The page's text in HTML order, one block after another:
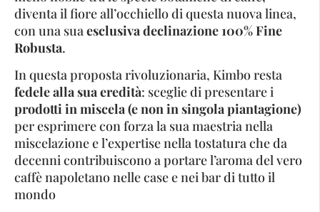
diventa il fiore all’occhiello di questa nuova linea,
con una sua esclusiva declinazione 100% Fine
Robusta.
In questa proposta rivoluzionaria, Kimbo resta
fedele alla sua eredità: sceglie di presentare i
prodotti in miscela (e non in singola piantagione)
per esprimere con forza la sua maestria nella
miscelazione e l’expertise nella tostatura che da
decenni contribuiscono a portare l’aroma del vero
caffè napoletano nelle case e nei bar di tutto il
mondo